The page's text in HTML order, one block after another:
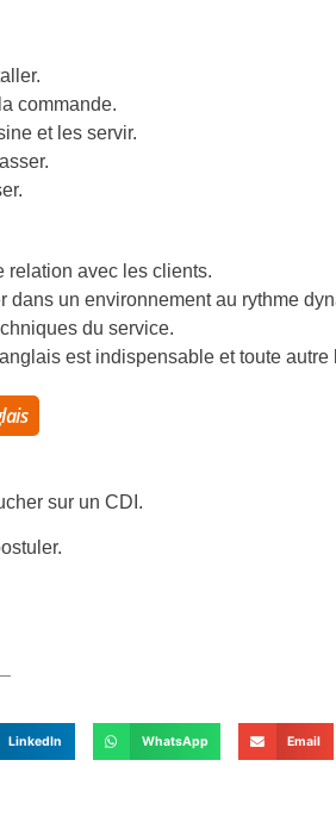
commande.
et les servir.
relation avec les clients.
dans un environnement au rythme
du service.
est indispensable et toute
sur un CDI.
LinkedIn WhatsApp Email